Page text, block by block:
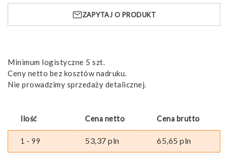
Bluza
ZAPYTAJ O PRODUKT
Minimum logistyczne 5 szt.
Ceny netto bez kosztów nadruku.
Nie prowadzimy sprzedaży detalicznej.
Ilość Cena netto Cena brutto
1 - 99 53,37 pln 65,65 pln